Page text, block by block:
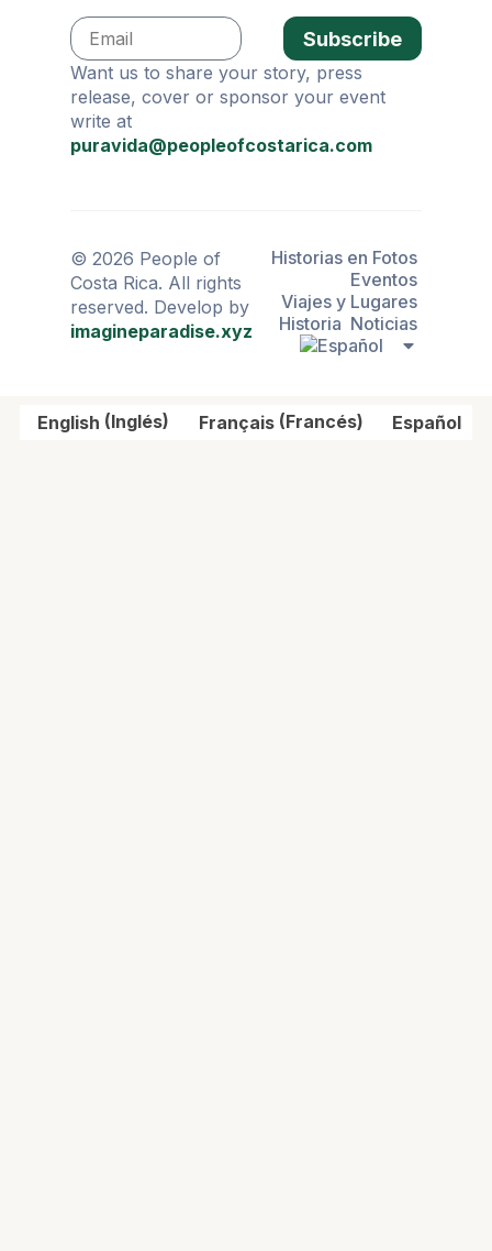
Subscribe
Want us to share your story, press
release, cover or sponsor your event
write at
puravida@peopleofcostarica.com
© 2026 People of
Costa Rica. All rights
reserved. Develop by
imagineparadise.xyz
Historias en Fotos
Eventos
Viajes y Lugares
Historia Noticias
English (Inglés) Français(Francés) Español